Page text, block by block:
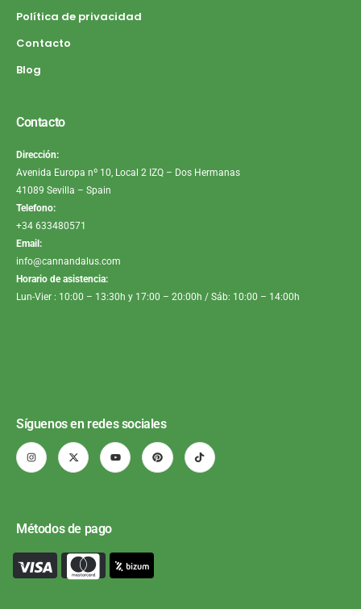
Política de privacidad
Contacto
Blog
Contacto
Dirección:
Avenida Europa nº 10, Local 2 IZQ – Dos Hermanas
41089 Sevilla – Spain
Telefono:
+34 633480571
Email:
info@cannandalus.com
Horario de asistencia:
Lun-Vier : 10:00 – 13:30h y 17:00 – 20:00h / Sáb: 10:00 – 14:00h
Síguenos en redes sociales
Métodos de pago